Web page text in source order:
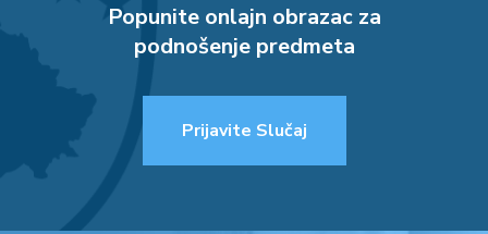
Popunite onlajn obrazac za
podnošenje predmeta
Prijavite Slučaj